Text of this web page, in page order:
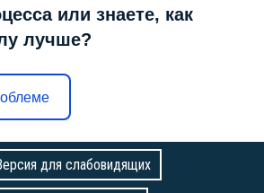
или знаете, как
лучше?
для слабовидящих